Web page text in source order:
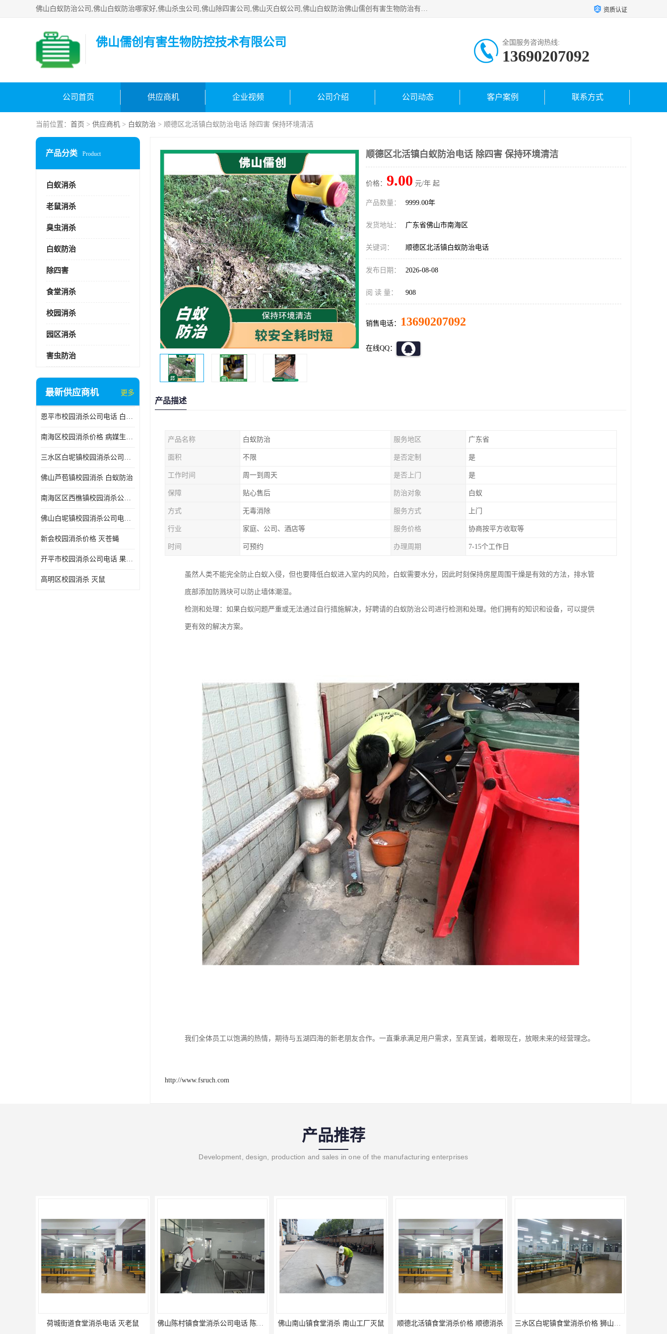
佛山白蚁防治公司,佛山白蚁防治哪家好,佛山杀虫公司,佛山除四害公司,佛山灭白蚁公司,佛山白蚁防治佛山儒创有害生物防治有限公司是一家佛山杀虫公司、佛山除四害公司、佛山灭白蚁公司、佛山白蚁防治公司，让您远离虫害困扰。要问佛山白蚁防治哪家好？佛山儒创有害生物防治有限公司全佛山、广州，正规公司，上门勘查，可靠，售后有保障。 资质认证
佛山儒创有害生物防控技术有限公司 全国服务咨询热线:
13690207092
公司首页 供应商机 企业视频 公司介绍 公司动态 客户案例 联系方式
当前位置： 首页 > 供应商机 > 白蚁防治 > 顺德区北活镇白蚁防治电话 除四害 保持环境清洁
产品分类 Product
白蚁消杀
老鼠消杀
臭虫消杀
白蚁防治
除四害
食堂消杀
校园消杀
园区消杀
害虫防治
最新供应商机 更多
恩平市校园消杀公司电话 白蚁工程
南海区校园消杀价格 病媒生物防治
三水区白坭镇校园消杀公司电话 消杀记录表
佛山芦苞镇校园消杀 白蚁防治
南海区区西樵镇校园消杀公司 害虫防治
佛山白坭镇校园消杀公司电话 除四害
新会校园消杀价格 灭苍蝇
开平市校园消杀公司电话 果蝇防治
高明区校园消杀 灭鼠
顺德区北活镇白蚁防治电话 除四害 保持环境清洁
价格： 9.00 元/年 起
产品数量： 9999.00年
发货地址： 广东省佛山市南海区
关键词： 顺德区北活镇白蚁防治电话
发布日期： 2026-08-08
阅 读 量： 908
销售电话： 13690207092
在线QQ：
产品描述
产品名称 白蚁防治 服务地区 广东省
面积 不限 是否定制 是
工作时间 周一到周天 是否上门 是
保障 贴心售后 防治对象 白蚁
方式 无毒消除 服务方式 上门
行业 家庭、公司、酒店等 服务价格 协商按平方收取等
时间 可预约 办理周期 7-15个工作日
虽然人类不能完全防止白蚁入侵，但也要降低白蚁进入室内的风险，白蚁需要水分，因此时刻保持房屋周围干燥是有效的方法，排水管
底部添加防溅块可以防止墙体潮湿。
检测和处理：如果白蚁问题严重或无法通过自行措施解决，好聘请的白蚁防治公司进行检测和处理。他们拥有的知识和设备，可以提供
更有效的解决方案。
我们全体员工以饱满的热情，期待与五湖四海的新老朋友合作。一直秉承满足用户需求，至真至诚，着眼现在，放眼未来的经营理念。
http://www.fsruch.com
产品推荐
Development, design, production and sales in one of the manufacturing enterprises
佛山陈村镇食堂消杀公司电话 陈村食堂灭鼠 佛山南山镇食堂消杀 南山工厂灭鼠 顺德北活镇食堂消杀价格 顺德消杀 三水区白坭镇食堂消杀价格 狮山工厂灭鼠云 佛山更合镇食堂消杀公司电话 南海消杀